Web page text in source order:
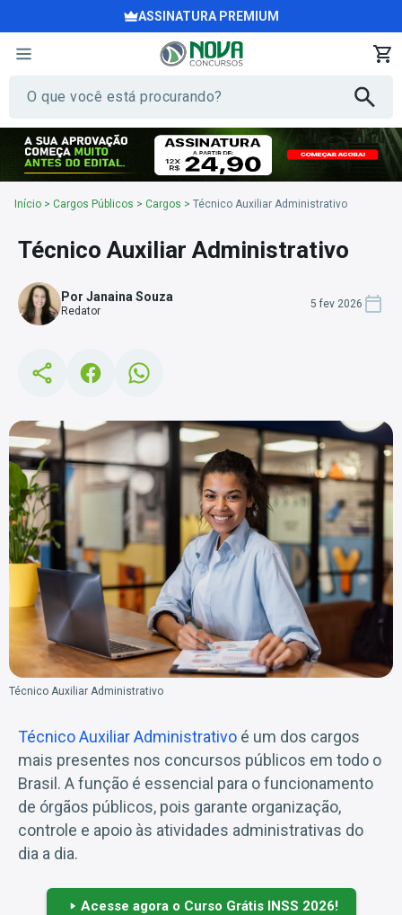
ASSINATURA PREMIUM
Início > Cargos Públicos > Cargos > Técnico Auxiliar Administrativo
Técnico Auxiliar Administrativo
Por Janaina Souza
Redator
5 fev 2026
Técnico Auxiliar Administrativo
Técnico Auxiliar Administrativo é um dos cargos
mais presentes nos concursos públicos em todo o
Brasil. A função é essencial para o funcionamento
de órgãos públicos, pois garante organização,
controle e apoio às atividades administrativas do
dia a dia.
Acesse agora o Curso Grátis INSS 2026!